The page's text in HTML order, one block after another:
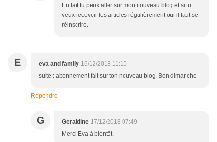
En fait tu peux aller sur mon nouveau blog et si tu
veux recevoir les articles régulièrement oui il faut se
réinscrire.
E eva and family 16/12/2018 11:10
suite : abonnement fait sur ton nouveau blog. Bon dimanche
Répondre
G Geraldine 17/12/2018 07:49
Merci Eva à bientôt.